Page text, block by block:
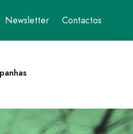
Newsletter Contactos